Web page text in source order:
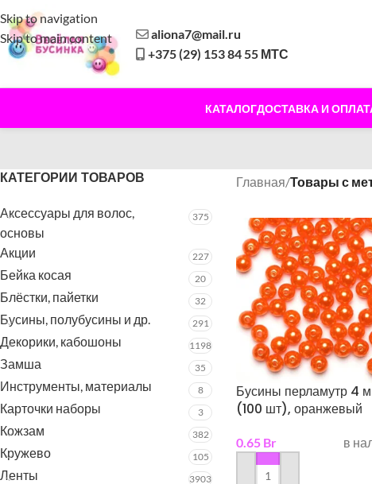
Skip to navigation
Skip to main content
aliona7@mail.ru
+375 (29) 153 84 55 МТС
КАТАЛОГДОСТАВКА И
КАТЕГОРИИ ТОВАРОВ
Аксессуары для волос,
основы
375
Акции 227
Бейка косая 20
Блёстки, пайетки 32
Бусины, полубусины и др. 291
Декорики, кабошоны 1198
Замша 35
Инструменты, материалы 8
Карточки наборы 3
Кожзам 382
Кружево 105
Ленты 3903
Главная/Товары с
Бусины перламутр 4
(100 шт), оранжевый
0.65 Br в